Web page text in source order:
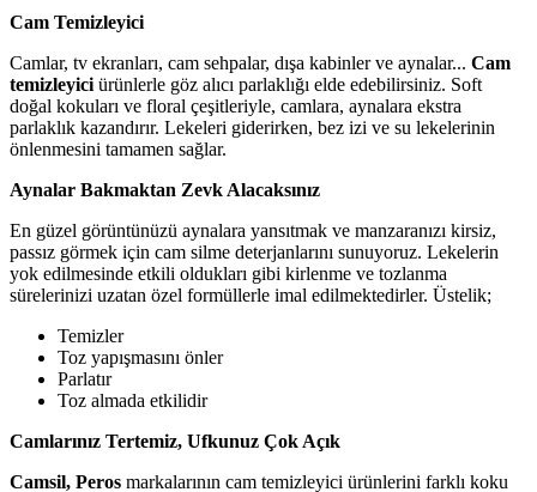
Cam Temizleyici
Camlar, tv ekranları, cam sehpalar, dışa kabinler ve aynalar... Cam
temizleyiciürünlerle göz alıcı parlaklığı elde edebilirsiniz. Soft
doğal kokuları ve floral çeşitleriyle, camlara, aynalara ekstra
parlaklık kazandırır. Lekeleri giderirken, bez izi ve su lekelerinin
önlenmesini tamamen sağlar.
Aynalar Bakmaktan Zevk Alacaksınız
En güzel görüntünüzü aynalara yansıtmak ve manzaranızı kirsiz,
passız görmek için cam silme deterjanlarını sunuyoruz. Lekelerin
yok edilmesinde etkili oldukları gibi kirlenme ve tozlanma
sürelerinizi uzatan özel formüllerle imal edilmektedirler. Üstelik;
Temizler
Toz yapışmasını önler
Parlatır
Toz almada etkilidir
Camlarınız Tertemiz, Ufkunuz Çok Açık
Camsil, Peros markalarının cam temizleyici ürünlerini farklı koku